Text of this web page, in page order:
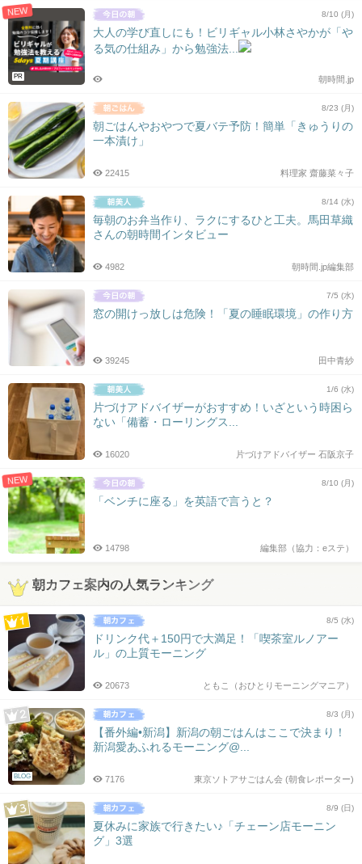
NEW
PR
8/10 (月)
大人の学び直しにも！ビリギャル小林さやかが「や
る気の仕組み」から勉強法...
朝時間.jp
8/23 (月)
朝ごはんやおやつで夏バテ予防！簡単「きゅうりの
一本漬け」
料理家 齋藤菜々子
22415
8/14 (水)
毎朝のお弁当作り、ラクにするひと工夫。馬田草織
さんの朝時間インタビュー
朝時間.jp編集部
4982
7/5 (水)
窓の開けっ放しは危険！「夏の睡眠環境」の作り方
田中青紗
39245
1/6 (水)
片づけアドバイザーがおすすめ！いざという時困ら
ない「備蓄・ローリングス...
片づけアドバイザー 石阪京子
16020
NEW 8/10 (月)
「ベンチに座る」を英語で言うと？
編集部（協力：eステ）
14798
朝カフェ案内の人気ランキング
8/5 (水)
ドリンク代＋150円で大満足！「喫茶室ルノアー
ル」の上質モーニング
ともこ（おひとりモーニングマニア）
20673
BLOG
8/3 (月)
【番外編•新潟】新潟の朝ごはんはここで決まり！
新潟愛あふれるモーニング@...
東京ソトアサごはん会 (朝食レポーター)
7176
8/9 (日)
夏休みに家族で行きたい♪「チェーン店モーニン
グ」3選